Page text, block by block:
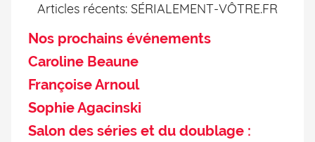
Articles récents: SÉRIALEMENT-VÔTRE.FR
Nos prochains événements
Caroline Beaune
Françoise Arnoul
Sophie Agacinski
Salon des séries et du doublage :